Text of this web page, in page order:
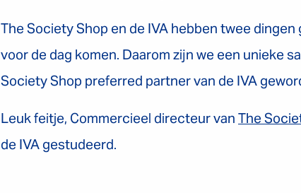
The Society Shop en de IVA hebben twee
voor de dag komen. Daarom zijn we een unieke
Society Shop preferred partner van de IVA
Leuk feitje, Commercieel directeur van The
de IVA gestudeerd.